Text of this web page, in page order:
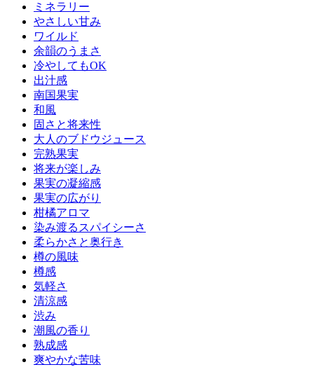
ミネラリー
やさしい甘み
ワイルド
余韻のうまさ
冷やしてもOK
出汁感
南国果実
和風
固さと将来性
大人のブドウジュース
完熟果実
将来が楽しみ
果実の凝縮感
果実の広がり
柑橘アロマ
染み渡るスパイシーさ
柔らかさと奥行き
樽の風味
樽感
気軽さ
清涼感
渋み
潮風の香り
熟成感
爽やかな苦味